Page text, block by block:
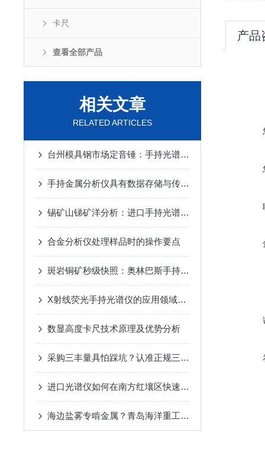
卡尺
查看全部产品
相关文章
RELATED ARTICLES
台州模具钢市场定音锤：手持光谱仪品牌千吨的废料与来料中精准判定价值？
手持金属分析仪具有数据存储与传输功能
锡矿山锑矿洋分析：进口手持光谱仪专治锑砷不分家的老毛病
合金分析仪处理样品时的操作要点
斑岩铜矿秒级快照：奥林巴斯手持光谱仪低品位大吨位露天矿中圈定矿化？
X射线荧光手持光谱仪的应用领域及优势体现
数显高度卡尺技术原理及优势分析
采购三丰量具怕踩坑？认准正规三丰一级代理商
进口光谱仪如何在南方红壤区快速圈定轻稀土与重稀土的富集层位？
海边盐雾专啃金属？青岛海洋重工靠光谱仪守住设备耐久底线
产品